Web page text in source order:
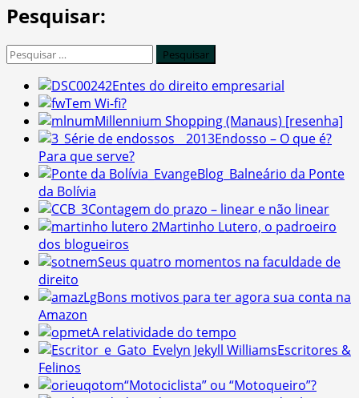
Pesquisar:
Pesquisar
Entes do direito empresarial
Tem Wi-fi?
Millennium Shopping (Manaus) [resenha]
Endosso – O que é?
Para que serve?
Balneário da Ponte
da Bolívia
Contagem do prazo – linear e não linear
Martinho Lutero, o padroeiro
dos blogueiros
Seus quatro momentos na faculdade de
direito
Bons motivos para ter agora sua conta na
Amazon
A relatividade do tempo
Escritores &
Felinos
“Motociclista” ou “Motoqueiro”?